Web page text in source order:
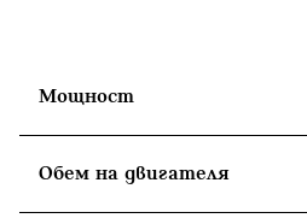
Мощност
Обем на двигателя